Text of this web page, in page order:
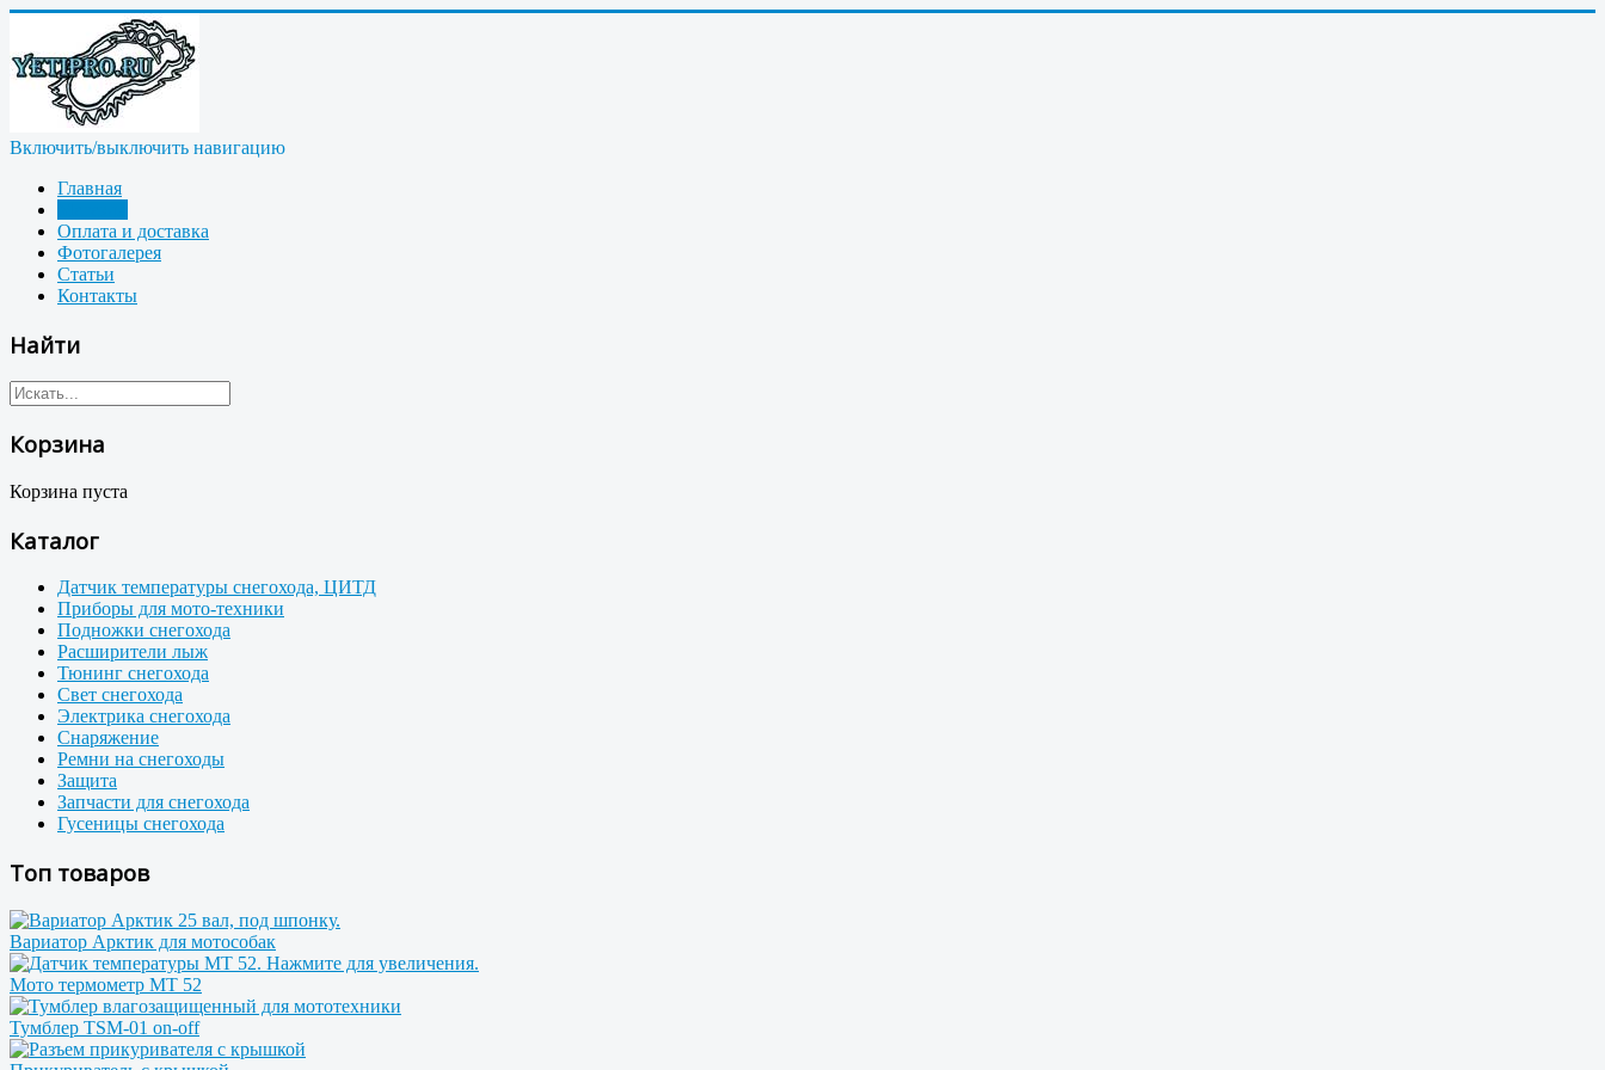
Включить/выключить навигацию
Главная
Оплата и доставка
Фотогалерея
Статьи
Контакты
Найти
Корзина
Корзина пуста
Каталог
Датчик температуры снегохода, ЦИТД
Приборы для мото-техники
Подножки снегохода
Расширители лыж
Тюнинг снегохода
Свет снегохода
Электрика снегохода
Снаряжение
Ремни на снегоходы
Защита
Запчасти для снегохода
Гусеницы снегохода
Топ товаров
Вариатор Арктик для мотособак
Мото термометр МТ 52
Тумблер TSM-01 on-off